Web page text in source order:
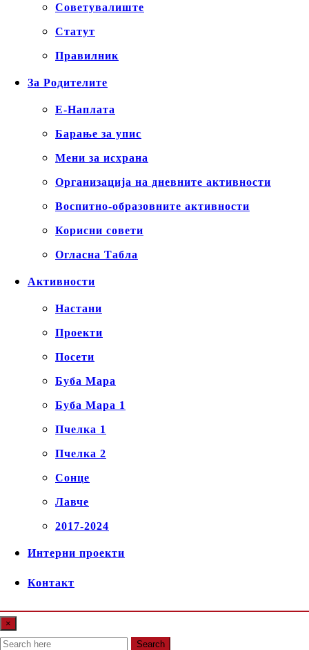
Советувалиште
Статут
Правилник
За Родителите
Е-Наплата
Барање за упис
Мени за исхрана
Организација на дневните активности
Воспитно-образовните активности
Корисни совети
Огласна Табла
Активности
Настани
Проекти
Посети
Буба Мара
Буба Мара 1
Пчелка 1
Пчелка 2
Сонце
Лавче
2017-2024
Интерни проекти
Контакт
×
Search